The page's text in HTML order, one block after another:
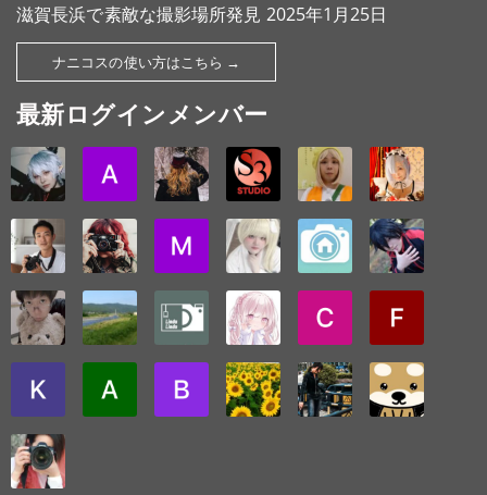
滋賀長浜で素敵な撮影場所発見 2025年1月25日
ナニコスの使い方はこちら →
最新ログインメンバー